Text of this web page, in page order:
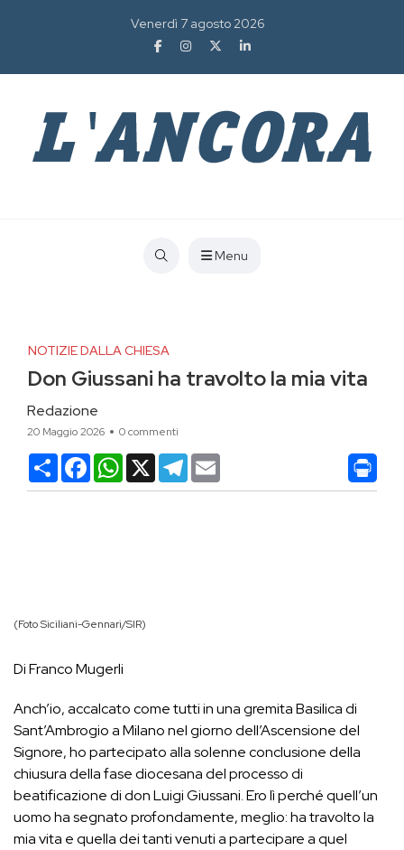
Venerdì 7 agosto 2026
Menu
NOTIZIE DALLA CHIESA
Don Giussani ha travolto la mia vita
Redazione
20 Maggio 2026 0 commenti
CondividiFacebookWhatsApp
X Telegram
(Foto Siciliani-Gennari/SIR)
Di Franco Mugerli
Anch’io, accalcato come tutti in una gremita Basilica di
Sant’Ambrogio a Milano nel giorno dell’Ascensione del
Signore, ho partecipato alla solenne conclusione della
chiusura della fase diocesana del processo di
beatificazione di don Luigi Giussani. Ero lì perché quell’un
uomo ha segnato profondamente, meglio: ha travolto la
mia vita e quella dei tanti venuti a partecipare a quel